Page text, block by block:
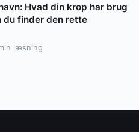
Hvad din krop har brug
du finder den rette
læsning